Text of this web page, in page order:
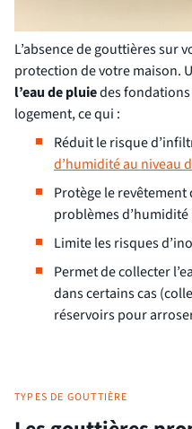
L’absence de gouttières sur
protection de votre maison.
l’eau de pluiedes
logement, ce qui :
Réduit le risque
d’humidité au niveau
Protège le revêtement
problèmes d’humidité
Limite les risques
Permet de collecter
dans certains cas
réservoirs pour
TYPES DE GOUTTIÈRE